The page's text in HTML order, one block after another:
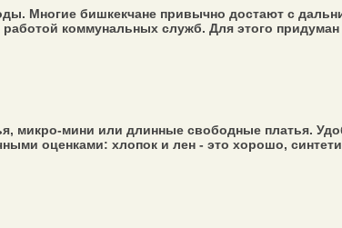
Многие бишкекчане привычно достают с
коммунальных служб. Для этого
микро-мини или длинные свободные платья.
оценками: хлопок и лен - это хорошо,